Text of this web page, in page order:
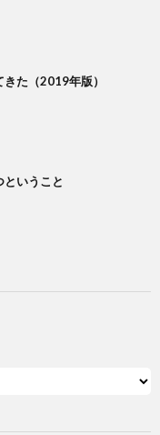
た（2019年版）
ということ